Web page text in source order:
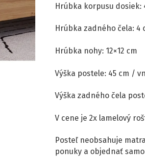
Hrúbka korpusu dosiek:
Hrúbka zadného čela: 4
Hrúbka nohy: 12×12 cm
Výška postele: 45 cm /
Výška zadného čela
V cene je 2x lamelový
Posteľ neobsahuje
ponuky a objednať